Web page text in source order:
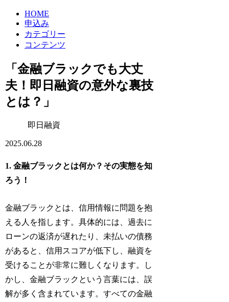
HOME
申込み
カテゴリー
コンテンツ
「金融ブラックでも大丈
夫！即日融資の意外な裏技
とは？」
即日融資
2025.06.28
1. 金融ブラックとは何か？その実態を知
ろう！
金融ブラックとは、信用情報に問題を抱
える人を指します。具体的には、過去に
ローンの返済が遅れたり、未払いの債務
があると、信用スコアが低下し、融資を
受けることが非常に難しくなります。し
かし、金融ブラックという言葉には、誤
解が多く含まれています。すべての金融